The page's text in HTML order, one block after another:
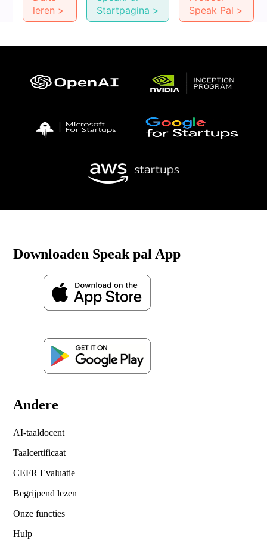
leren >
Startpagina >
Speak Pal >
Downloaden Speak pal App
Andere
AI-taaldocent
Taalcertificaat
CEFR Evaluatie
Begrijpend lezen
Onze functies
Hulp